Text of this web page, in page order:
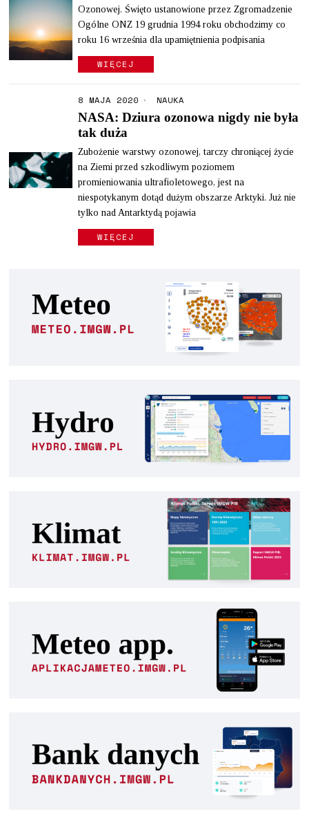
Ozonowej. Święto ustanowione przez Zgromadzenie
Ogólne ONZ 19 grudnia 1994 roku obchodzimy co
roku 16 września dla upamiętnienia podpisania
WIĘCEJ
8 MAJA 2020 NAUKA
NASA: Dziura ozonowa nigdy nie była
tak duża
Zubożenie warstwy ozonowej, tarczy chroniącej życie
na Ziemi przed szkodliwym poziomem
promieniowania ultrafioletowego, jest na
niespotykanym dotąd dużym obszarze Arktyki. Już nie
tylko nad Antarktydą pojawia
WIĘCEJ